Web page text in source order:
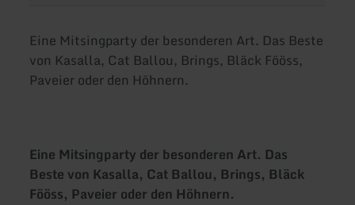
Eine Mitsingparty der besonderen Art. Das Beste
von Kasalla, Cat Ballou, Brings, Bläck Fööss,
Paveier oder den Höhnern.
Eine Mitsingparty der besonderen Art. Das
Beste von Kasalla, Cat Ballou, Brings, Bläck
Fööss, Paveier oder den Höhnern.